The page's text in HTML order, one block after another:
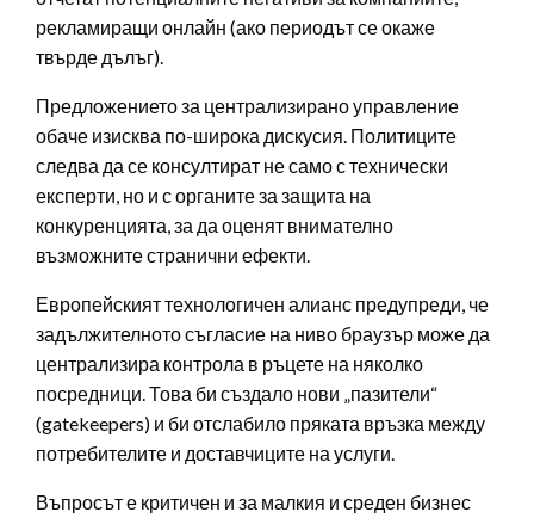
рекламиращи онлайн (ако периодът се окаже
твърде дълъг).
Предложението за централизирано управление
обаче изисква по-широка дискусия. Политиците
следва да се консултират не само с технически
експерти, но и с органите за защита на
конкуренцията, за да оценят внимателно
възможните странични ефекти.
Европейският технологичен алианс предупреди, че
задължителното съгласие на ниво браузър може да
централизира контрола в ръцете на няколко
посредници. Това би създало нови „пазители“
(gatekeepers) и би отслабило пряката връзка между
потребителите и доставчиците на услуги.
Въпросът е критичен и за малкия и среден бизнес